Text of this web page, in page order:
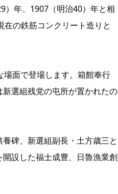
）年、1907（明治40）年と相
の鉄筋コンクリート造りと
面で登場します。箱館奉行
選組残党の屯所が置かれたの
碑、新選組副長・土方歳三と
設した福士成豊、日魯漁業創